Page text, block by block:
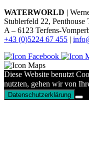
WATERWORLD |
Stublerfeld 22, Penthouse
A – 6123 Terfens-
+43 (0)5224 67 455 |
Diese Website benutzt
nutzten, gehen wir von
Datenschutzerklärung